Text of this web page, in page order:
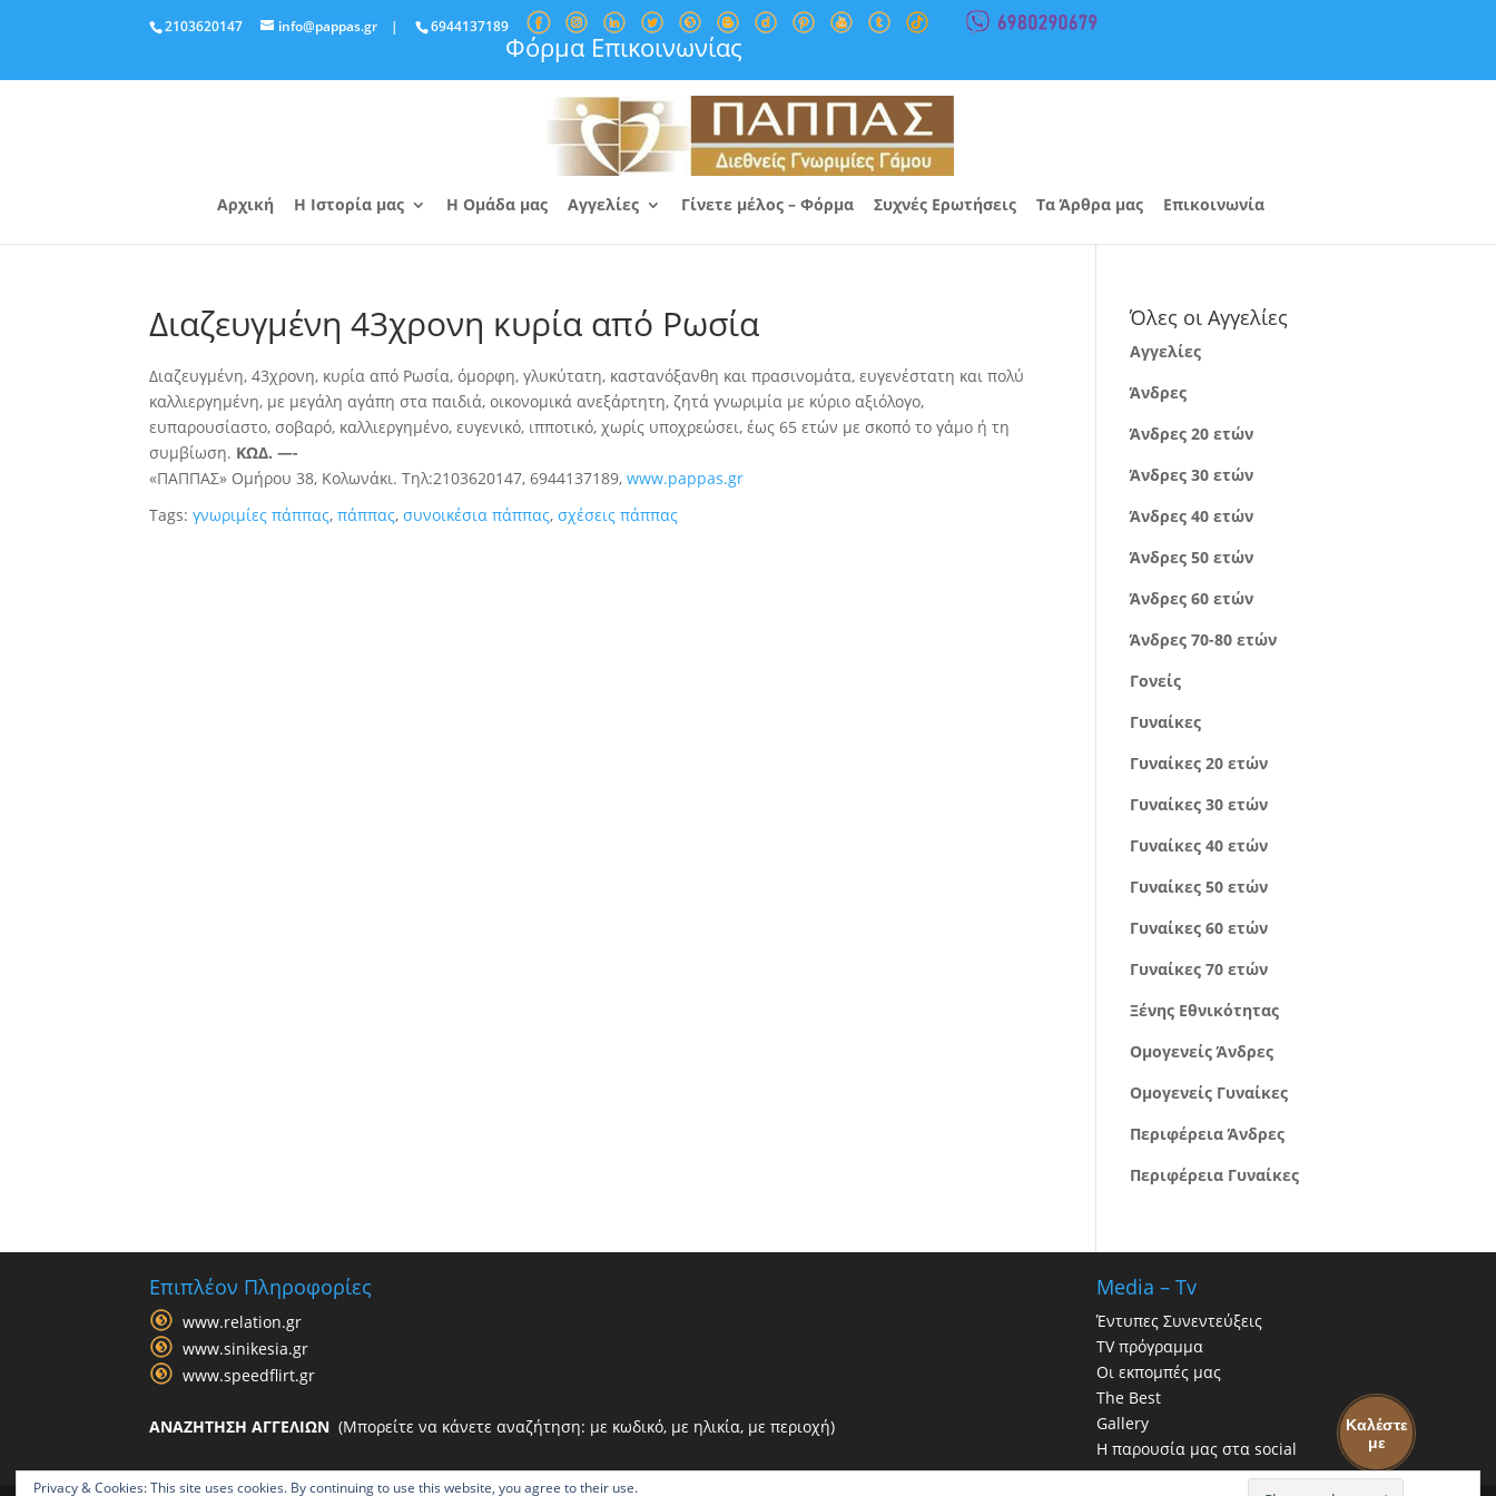
2103620147 info@pappas.gr | 6944137189
Φόρμα Επικοινωνίας
Αρχική Η Ιστορία μας Η Ομάδα μας Αγγελίες Γίνετε μέλος – Φόρμα Συχνές Ερωτήσεις Τα Άρθρα μας Επικοινωνία
Διαζευγμένη 43χρονη κυρία από Ρωσία
Διαζευγμένη, 43χρονη, κυρία από Ρωσία, όμορφη, γλυκύτατη, καστανόξανθη και πρασινομάτα, ευγενέστατη και πολύ
καλλιεργημένη, με μεγάλη αγάπη στα παιδιά, οικονομικά ανεξάρτητη, ζητά γνωριμία με κύριο αξιόλογο,
ευπαρουσίαστο, σοβαρό, καλλιεργημένο, ευγενικό, ιπποτικό, χωρίς υποχρεώσει, έως 65 ετών με σκοπό το γάμο ή τη
συμβίωση. ΚΩΔ. —-
«ΠΑΠΠΑΣ» Ομήρου 38, Κολωνάκι. Τηλ:2103620147, 6944137189,www.pappas.gr
Tags:γνωριμίες πάππας,πάππας,συνοικέσια πάππας,σχέσεις πάππας
Όλες οι Αγγελίες
Αγγελίες
Άνδρες
Άνδρες 20 ετών
Άνδρες 30 ετών
Άνδρες 40 ετών
Άνδρες 50 ετών
Άνδρες 60 ετών
Άνδρες 70-80 ετών
Γονείς
Γυναίκες
Γυναίκες 20 ετών
Γυναίκες 30 ετών
Γυναίκες 40 ετών
Γυναίκες 50 ετών
Γυναίκες 60 ετών
Γυναίκες 70 ετών
Ξένης Εθνικότητας
Ομογενείς Άνδρες
Ομογενείς Γυναίκες
Περιφέρεια Άνδρες
Περιφέρεια Γυναίκες
Επιπλέον Πληροφορίες
www.relation.gr
www.sinikesia.gr
www.speedflirt.gr
ΑΝΑΖΗΤΗΣΗ ΑΓΓΕΛΙΩΝ (Μπορείτε να κάνετε αναζήτηση: με κωδικό, με ηλικία, με περιοχή)
Media – Tv
Έντυπες Συνεντεύξεις
TV πρόγραμμα
Οι εκπομπές μας
The Best
Gallery
Η παρουσία μας στα social
Καλέστε
με
Privacy & Cookies: This site uses cookies. By continuing to use this website, you agree to their use.